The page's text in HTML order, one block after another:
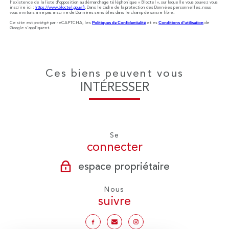
l’existence de la liste d'opposition au démarchage téléphonique « Bloctel », sur laquelle vous pouvez vous
inscrire ici : https://www.bloctel.gouv.fr. Dans le cadre de la protection des Données personnelles, nous
vous invitons à ne pas inscrire de Données sensibles dans le champ de saisie libre.
Ce site est protégé par reCAPTCHA, les Politiques de Confidentialitéet es Conditions d'utilisation de
Google s'appliquent.
Ces biens peuvent vous
INTÉRESSER
Se
connecter
espace propriétaire
Nous
suivre